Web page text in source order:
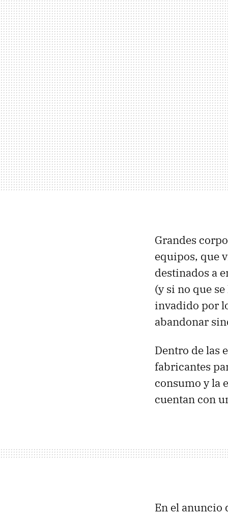
Grandes
equipos, que
destinados a
(y si no que
invadido por
abandonar
Dentro de las
fabricantes
consumo y la
cuentan con
En el anuncio